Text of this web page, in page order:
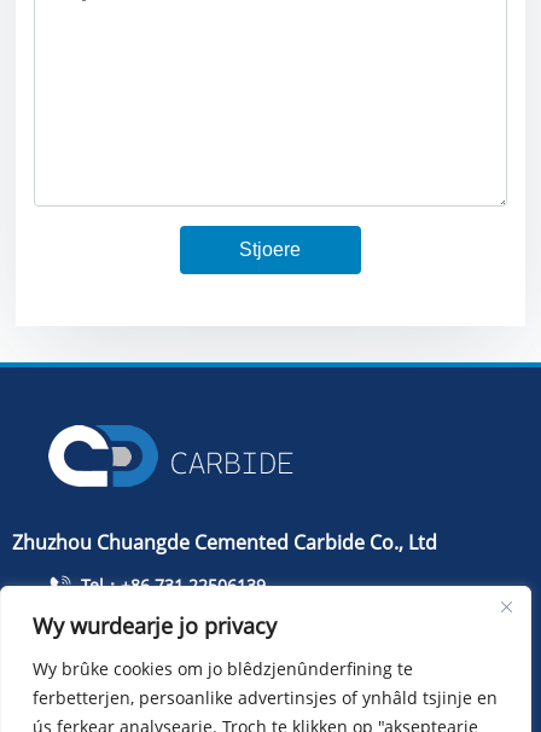
Stjoere
Zhuzhou Chuangde Cemented Carbide Co., Ltd
Tel：+86 731 22506139
Tillefoan：+86 13786352688
info@cdcarbide.com
Bydrage215, gebou 1, International Students Pioneer
Park, Taishan Road, Tianyuan District, Zhuzhou City
Wy wurdearje jo privacy
Wy brûke cookies om jo blêdzjenûnderfining te
ferbetterjen, persoanlike advertinsjes of ynhâld tsjinje en
ús ferkear analysearje. Troch te klikken op "akseptearje